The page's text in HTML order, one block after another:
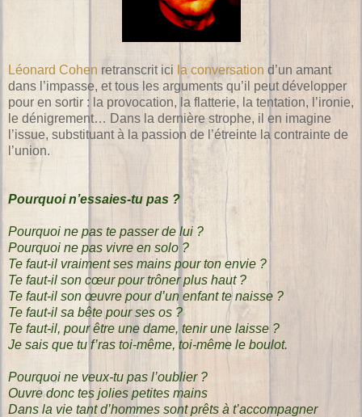
Léonard Cohen retranscrit ici la conversation d’un amant
dans l’impasse, et tous les arguments qu’il peut développer
pour en sortir : la provocation, la flatterie, la tentation, l’ironie,
le dénigrement… Dans la dernière strophe, il en imagine
l’issue, substituant à la passion de l’étreinte la contrainte de
l’union.
Pourquoi n’essaies-tu pas ?
Pourquoi ne pas te passer de lui ?
Pourquoi ne pas vivre en solo ?
Te faut-il vraiment ses mains pour ton envie ?
Te faut-il son cœur pour trôner plus haut ?
Te faut-il son œuvre pour d’un enfant te naisse ?
Te faut-il sa bête pour ses os ?
Te faut-il, pour être une dame, tenir une laisse ?
Je sais que tu f’ras toi-même, toi-même le boulot.
Pourquoi ne veux-tu pas l’oublier ?
Ouvre donc tes jolies petites mains
Dans la vie tant d’hommes sont prêts à t’accompagner